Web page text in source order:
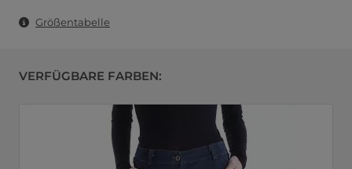
Größentabelle
VERFÜGBARE FARBEN: